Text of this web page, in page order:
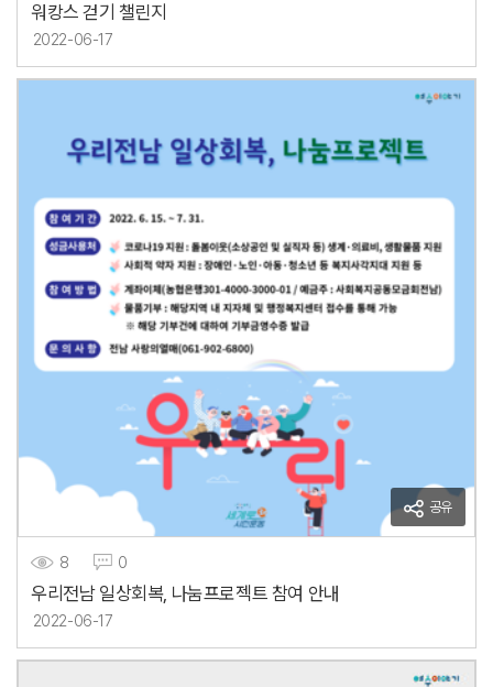
워캉스 걷기 챌린지
2022-06-17
공유
8 0
우리전남 일상회복, 나눔프로젝트 참여 안내
2022-06-17